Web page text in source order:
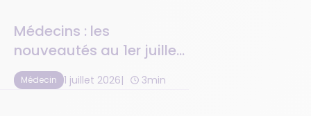
Médecins : les
nouveautés au 1er juillet
2026
Médecin 1 juillet 2026 3min